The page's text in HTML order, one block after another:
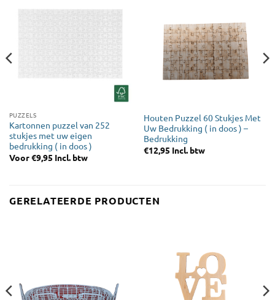
PUZZELS
Kartonnen puzzel van 252
stukjes met uw eigen
bedrukking ( in doos )
Voor€9,95 Incl. btw
Houten Puzzel 60 Stukjes Met
Uw Bedrukking ( in doos ) –
Bedrukking
€12,95 Incl. btw
GERELATEERDE PRODUCTEN